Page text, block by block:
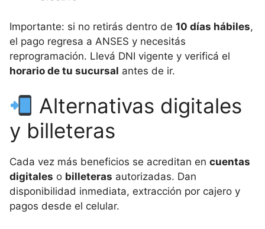
Importante: si no retirás dentro de 10 días hábiles,
el pago regresa a ANSES y necesitás
reprogramación. Llevá DNI vigente y verificá el
horario de tu sucursal antes de ir.
Alternativas digitales
y billeteras
Cada vez más beneficios se acreditan en cuentas
digitales o billeteras autorizadas. Dan
disponibilidad inmediata, extracción por cajero y
pagos desde el celular.